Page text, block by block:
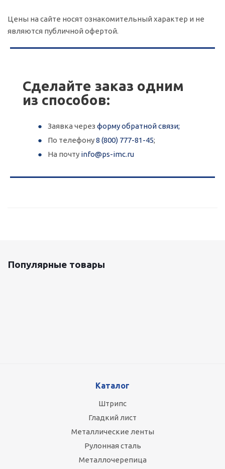
Цены на сайте носят ознакомительный характер и не
являются публичной офертой.
Сделайте заказ одним
из способов:
Заявка через форму обратной связи;
По телефону8 (800) 777-81-45;
На почту info@ps-imc.ru
Популярные товары
Каталог
Штрипс
Гладкий лист
Металлические ленты
Рулонная сталь
Металлочерепица